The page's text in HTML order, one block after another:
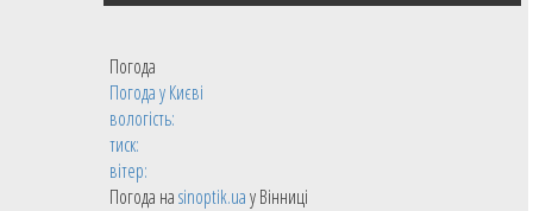
Погода
Погода уКиєві
вологість:
тиск:
вітер:
Погода наsinoptik.uaу Вінниці